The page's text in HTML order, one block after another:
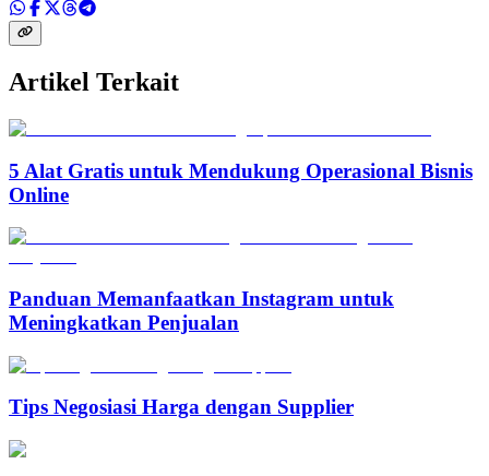
Artikel Terkait
5 Alat Gratis untuk Mendukung Operasional Bisnis
Online
Panduan Memanfaatkan Instagram untuk
Meningkatkan Penjualan
Tips Negosiasi Harga dengan Supplier